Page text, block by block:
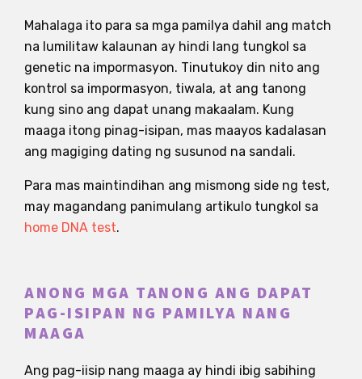
Mahalaga ito para sa mga pamilya dahil ang match
na lumilitaw kalaunan ay hindi lang tungkol sa
genetic na impormasyon. Tinutukoy din nito ang
kontrol sa impormasyon, tiwala, at ang tanong
kung sino ang dapat unang makaalam. Kung
maaga itong pinag-isipan, mas maayos kadalasan
ang magiging dating ng susunod na sandali.
Para mas maintindihan ang mismong side ng test,
may magandang panimulang artikulo tungkol sa
home DNA test.
ANONG MGA TANONG ANG DAPAT
PAG-ISIPAN NG PAMILYA NANG
MAAGA
Ang pag-iisip nang maaga ay hindi ibig sabihing